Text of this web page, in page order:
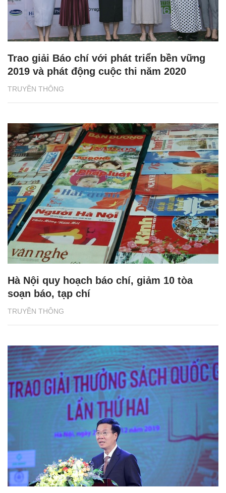
TRUYỀN THÔNG
Trao giải Báo chí với phát triển bền vững
2019 và phát động cuộc thi năm 2020
TRUYỀN THÔNG
Hà Nội quy hoạch báo chí, giảm 10 tòa
soạn báo, tạp chí